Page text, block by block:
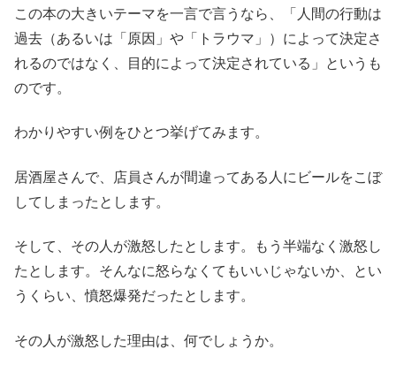
この本の大きいテーマを一言で言うなら、「人間の行動は
過去（あるいは「原因」や「トラウマ」）によって決定さ
れるのではなく、目的によって決定されている」というも
のです。
わかりやすい例をひとつ挙げてみます。
居酒屋さんで、店員さんが間違ってある人にビールをこぼ
してしまったとします。
そして、その人が激怒したとします。もう半端なく激怒し
たとします。そんなに怒らなくてもいいじゃないか、とい
うくらい、憤怒爆発だったとします。
その人が激怒した理由は、何でしょうか。